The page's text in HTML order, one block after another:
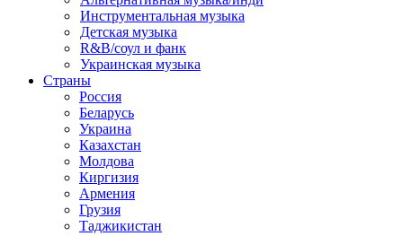
Инструментальная музыка
Детская музыка
R&B/cоул и фанк
Украинская музыка
Страны
Россия
Беларусь
Украина
Казахстан
Молдова
Киргизия
Армения
Грузия
Таджикистан